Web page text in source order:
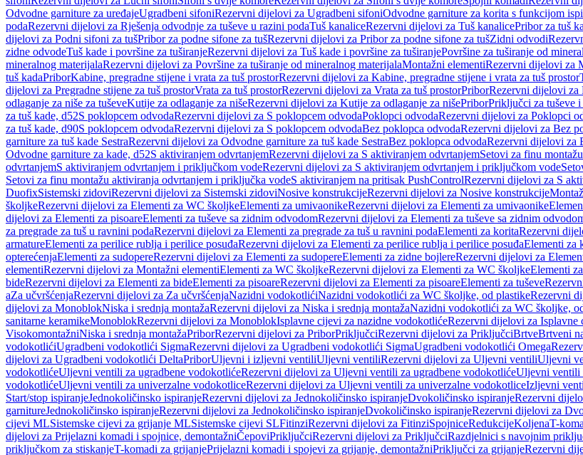
Odvodne garniture za uređajeUgradbeni sifoniRezervni dijelovi za Ugradbeni sifoniOdvodne garniture za korita s funkcijom
podaRezervni dijelovi za Rješenja odvodnje za tuševe u razini podaTuš kanaliceRezervni dijelovi za Tuš kanalicePribor za tuš
dijelovi za Podni sifoni za tušPribor za podne sifone za tušRezervni dijelovi za Pribor za podne sifone za tušZidni odvodi
zidne odvodeTuš kade i površine za tuširanjeRezervni dijelovi za Tuš kade i površine za tuširanjePovršine za tuširanje od
mineralnog materijalaRezervni dijelovi za Površine za tuširanje od mineralnog materijalaMontažni elementiRezervni dijelovi za
tuš kadaPriborKabine, pregradne stijene i vrata za tuš prostorRezervni dijelovi za Kabine, pregradne stijene i vrata za tuš prostor
dijelovi za Pregradne stijene za tuš prostorVrata za tuš prostorRezervni dijelovi za Vrata za tuš prostorPriborRezervni dijelovi za
odlaganje za niše za tuševeKutije za odlaganje za nišeRezervni dijelovi za Kutije za odlaganje za nišePriborPriključci za tuševe i
za tuš kade, d52S poklopcem odvodaRezervni dijelovi za S poklopcem odvodaPoklopci odvodaRezervni dijelovi za Poklopci
za tuš kade, d90S poklopcem odvodaRezervni dijelovi za S poklopcem odvodaBez poklopca odvodaRezervni dijelovi za Bez
garniture za tuš kade SestraRezervni dijelovi za Odvodne garniture za tuš kade SestraBez poklopca odvodaRezervni dijelovi za
Odvodne garniture za kade, d52S aktiviranjem odvrtanjemRezervni dijelovi za S aktiviranjem odvrtanjemSetovi za finu
odvrtanjemS aktiviranjem odvrtanjem i priključkom vodeRezervni dijelovi za S aktiviranjem odvrtanjem i priključkom vode
Setovi za finu montažu aktiviranja odvrtanjem i priključka vodeS aktiviranjem na pritisak PushControlRezervni dijelovi za S
DuofixSistemski zidoviRezervni dijelovi za Sistemski zidoviNosive konstrukcijeRezervni dijelovi za Nosive konstrukcije
školjkeRezervni dijelovi za Elementi za WC školjkeElementi za umivaonikeRezervni dijelovi za Elementi za umivaonike
dijelovi za Elementi za pisoareElementi za tuševe sa zidnim odvodomRezervni dijelovi za Elementi za tuševe sa zidnim
za pregrade za tuš u ravnini podaRezervni dijelovi za Elementi za pregrade za tuš u ravnini podaElementi za koritaRezervni
armatureElementi za perilice rublja i perilice posuđaRezervni dijelovi za Elementi za perilice rublja i perilice posuđaElementi za
opterećenjaElementi za sudopereRezervni dijelovi za Elementi za sudopereElementi za zidne bojlereRezervni dijelovi za
elementiRezervni dijelovi za Montažni elementiElementi za WC školjkeRezervni dijelovi za Elementi za WC školjkeElementi
bideRezervni dijelovi za Elementi za bideElementi za pisoareRezervni dijelovi za Elementi za pisoareElementi za tuševe
aZa učvršćenjaRezervni dijelovi za Za učvršćenjaNazidni vodokotlićiNazidni vodokotlići za WC školjke, od plastikeRezervni
dijelovi za MonoblokNiska i srednja montažaRezervni dijelovi za Niska i srednja montažaNazidni vodokotlići za WC školjke,
sanitarne keramikeMonoblokRezervni dijelovi za MonoblokIsplavne cijevi za nazidne vodokotlićeRezervni dijelovi za Isplavne
VisokomontažniNiska i srednja montažaPriborRezervni dijelovi za PriborPriključciRezervni dijelovi za PriključciBrtveBrtveni
vodokotlićiUgradbeni vodokotlići SigmaRezervni dijelovi za Ugradbeni vodokotlići SigmaUgradbeni vodokotlići Omega
dijelovi za Ugradbeni vodokotlići DeltaPriborUljevni i izljevni ventiliUljevni ventiliRezervni dijelovi za Uljevni ventiliUljevni
vodokotlićeUljevni ventili za ugradbene vodokotlićeRezervni dijelovi za Uljevni ventili za ugradbene vodokotlićeUljevni ventili
vodokotlićeUljevni ventili za univerzalne vodokotliceRezervni dijelovi za Uljevni ventili za univerzalne vodokotliceIzljevni
Start/stop ispiranjeJednokoličinsko ispiranjeRezervni dijelovi za Jednokoličinsko ispiranjeDvokoličinsko ispiranjeRezervni
garnitureJednokoličinsko ispiranjeRezervni dijelovi za Jednokoličinsko ispiranjeDvokoličinsko ispiranjeRezervni dijelovi za
cijevi MLSistemske cijevi za grijanje MLSistemske cijevi SLFitinziRezervni dijelovi za FitinziSpojniceRedukcijeKoljenaT-
dijelovi za Prijelazni komadi i spojnice, demontažniČepoviPriključciRezervni dijelovi za PriključciRazdjelnici s navojnim
priključkom za stiskanjeT-komadi za grijanjePrijelazni komadi i spojevi za grijanje, demontažniPriključci za grijanjeRezervni